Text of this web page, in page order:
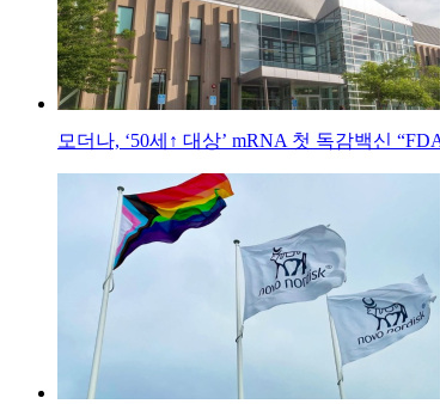
모더나, ‘50세↑ 대상’ mRNA 첫 독감백신